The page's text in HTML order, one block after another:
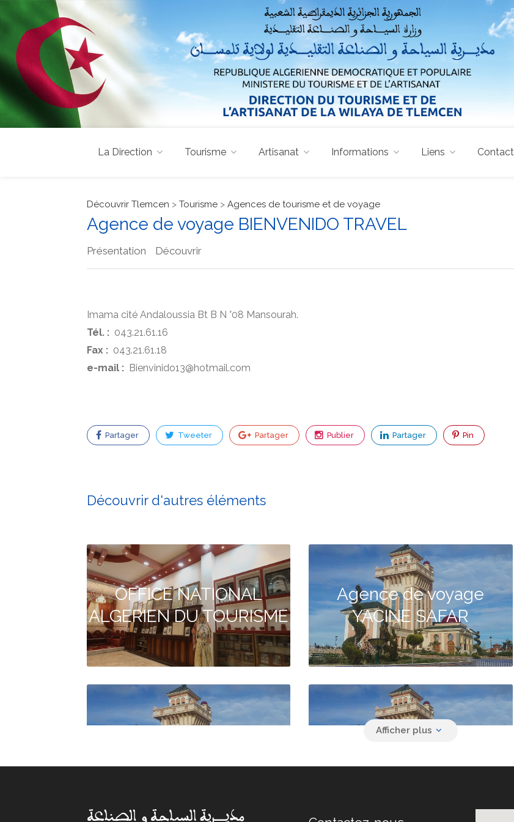
La Direction Tourisme Artisanat Informations Liens Contact
Découvrir Tlemcen > Tourisme > Agences de tourisme et de voyage
Agence de voyage BIENVENIDO TRAVEL
Présentation Découvrir
Imama cité Andaloussia Bt B N °08 Mansourah.
Tél. : 043.21.61.16
Fax : 043.21.61.18
e-mail : Bienvinido13@hotmail.com
Partager Tweeter Partager Publier Partager Pin
Découvrir d'autres éléments
OFFICE NATIONAL
ALGERIEN DU TOURISME
Agence de voyage
YACINE SAFAR
Agence de voyage